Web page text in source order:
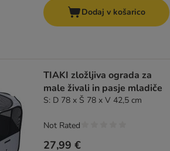
Dodaj v košarico
TIAKI zložljiva ograda za
male živali in pasje mladiče
S: D 78 x Š 78 x V 42,5 cm
27,99 €
Not Rated